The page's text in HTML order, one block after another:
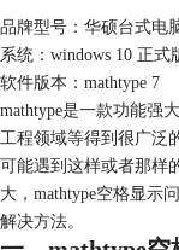
品牌型号：华硕台式电
系统：windows 10 正式
软件版本：mathtype 7
mathtype是一款功能强
工程领域等得到很广泛
可能遇到这样或者那样
大，mathtype空格显示
解决方法。